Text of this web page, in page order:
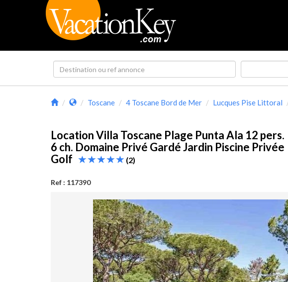
Toscane 4 Toscane Bord de Mer Lucques Pise Littoral
Location Villa Toscane Plage Punta Ala 12 pers.
6 ch. Domaine Privé Gardé Jardin Piscine Privée
Golf
(2)
Ref : 117390